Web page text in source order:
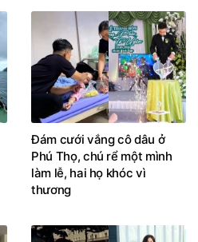
Đám cưới vắng cô dâu ở
Phú Thọ, chú rể một mình
làm lễ, hai họ khóc vì
thương